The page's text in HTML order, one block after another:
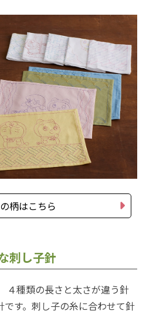
柄はこちら
刺し子針
４種類の長さと太さが違う針
す。刺し子の糸に合わせて針